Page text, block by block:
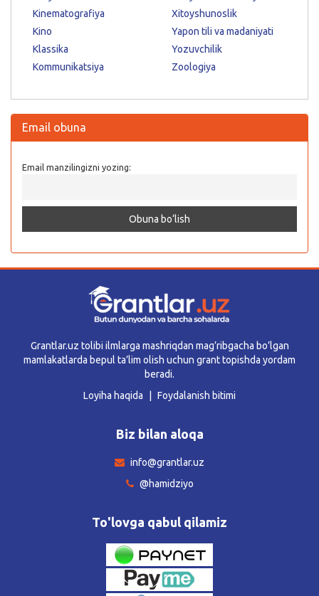
Kinematografiya
Kino
Klassika
Kommunikatsiya
Xitoyshunoslik
Yapon tili va madaniyati
Yozuvchilik
Zoologiya
Email obuna
Email manzilingizni yozing:
Grantlar.uz tolibi ilmlarga mashriqdan mag’ribgacha bo’lgan
mamlakatlarda bepul ta’lim olish uchun grant topishda yordam
beradi.
Loyiha haqida
Foydalanish bitimi
Biz bilan aloqa
info@grantlar.uz
@hamidziyo
To'lovga qabul qilamiz